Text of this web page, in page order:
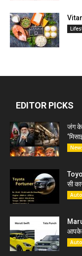
EDITOR PICKS
जंग के
सी